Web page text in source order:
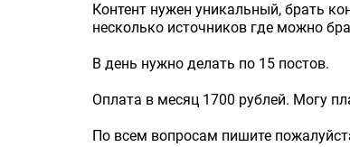
Контент нужен уникальный, брать
несколько источников где можно
В день нужно делать по 15 постов.
Оплата в месяц 1700 рублей. Могу
По всем вопросам пишите